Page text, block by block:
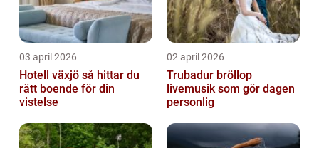
03 april 2026
Hotell växjö så hittar du
rätt boende för din
vistelse
02 april 2026
Trubadur bröllop
livemusik som gör dagen
personlig